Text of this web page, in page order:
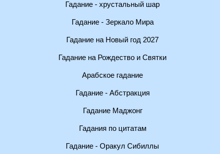
Гадание - хрустальный шар
Гадание - Зеркало Мира
Гадание на Новый год 2027
Гадание на Рождество и Святки
Арабское гадание
Гадание - Абстракция
Гадание Маджонг
Гадания по цитатам
Гадание - Оракул Сибиллы